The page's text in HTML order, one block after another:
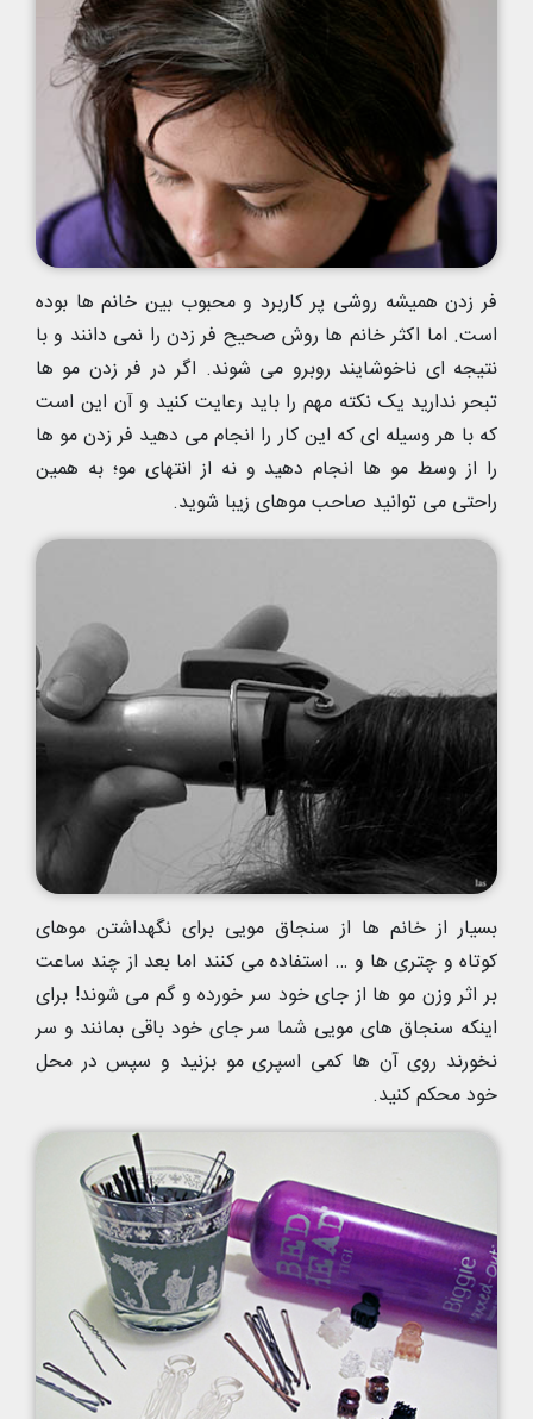
فر زدن همیشه روشی پر کاربرد و محبوب بین خانم ها بوده
است. اما اکثر خانم ها روش صحیح فر زدن را نمی دانند و با
نتیجه ای ناخوشایند روبرو می شوند. اگر در فر زدن مو ها
تبحر ندارید یک نکته مهم را باید رعایت کنید و آن این است
که با هر وسیله ای که این کار را انجام می دهید فر زدن مو ها
را از وسط مو ها انجام دهید و نه از انتهای مو؛ به همین
راحتی می توانید صاحب موهای زیبا شوید.
بسیار از خانم ها از سنجاق مویی برای نگهداشتن موهای
کوتاه و چتری ها و … استفاده می کنند اما بعد از چند ساعت
بر اثر وزن مو ها از جای خود سر خورده و گم می شوند! برای
اینکه سنجاق های مویی شما سر جای خود باقی بمانند و سر
نخورند روی آن ها کمی اسپری مو بزنید و سپس در محل
خود محکم کنید.